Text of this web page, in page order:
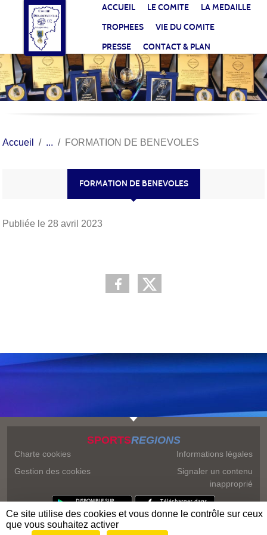
ACCUEIL LE COMITE
LA MEDAILLE
TROPHEES
VIE DU COMITE
PRESSE
CONTACT & PLAN
Accueil FORMATION DE BENEVOLES
FORMATION DE BENEVOLES
Publiée le 28 avril 2023
SPORTSREGIONS
Charte cookies
Gestion des cookies
Informations légales
Signaler un contenu
inapproprié
Panneau de gestion des cookies
Ce site utilise des cookies et vous donne le contrôle sur ceux
que vous souhaitez activer